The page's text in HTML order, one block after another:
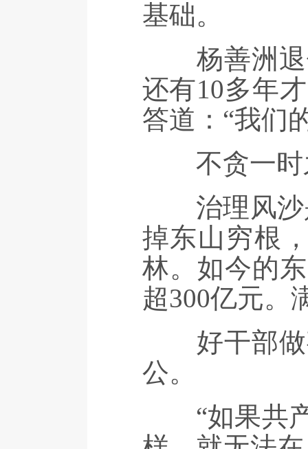
基础。
杨善洲退
还有10多年
答道：“我们
不贪一时之
治理风沙是
掉东山穷根
林。如今的
超300亿元。
好干部做
公。
“如果共产